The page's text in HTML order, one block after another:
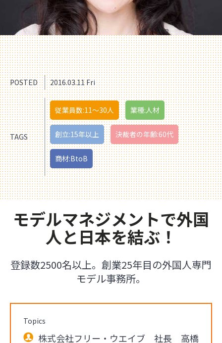
POSTED 2016.03.11 Fri
TAGS
従業員数:11〜30人 業種:人材
創立:15年以上 決裁者の年齢:60代
商材:BtoB
モデルマネジメントで外国
人と日本を結ぶ！
登録数2500名以上。創業25年目の外国人専門
モデル事務所。
Topics
株式会社フリー・ウエイブ 社長 高橋